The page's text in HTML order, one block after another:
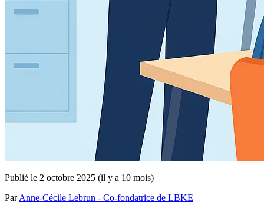
Publié le 2 octobre 2025 (il y a 10 mois)
ParAnne-Cécile Lebrun - Co-fondatrice de LBKE